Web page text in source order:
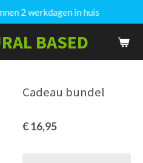
BASED
2 werkdagen in huis
Cadeau bundel
€ 16,95